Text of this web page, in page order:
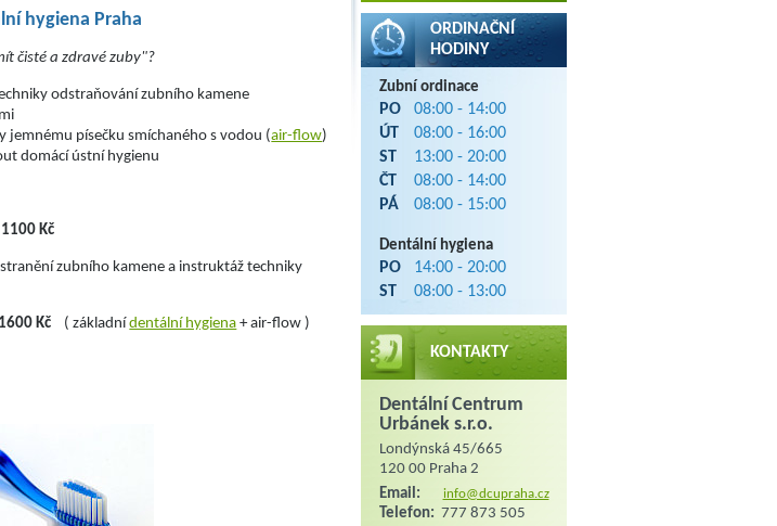
hygiena Praha
čisté a zdravé zuby"?
odstraňování zubního kamene
jemnému písečku smíchaného s vodou (air-flow)
domácí ústní hygienu
1100 Kč
zubního kamene a instruktáž techniky
1600 Kč ( základnídentální hygiena + air-flow )
ORDINAČNÍ
HODINY
Zubní ordinace
PO
08:00 - 14:00
ÚT
08:00 - 16:00
ST
13:00 - 20:00
ČT
08:00 - 14:00
PÁ
08:00 - 15:00
Dentální hygiena
PO
14:00 - 20:00
ST
08:00 - 13:00
KONTAKTY
Dentální Centrum
Urbánek s.r.o.
Londýnská 45/665
120 00 Praha 2
Email:
info@dcupraha.cz
Telefon: 777 873 505